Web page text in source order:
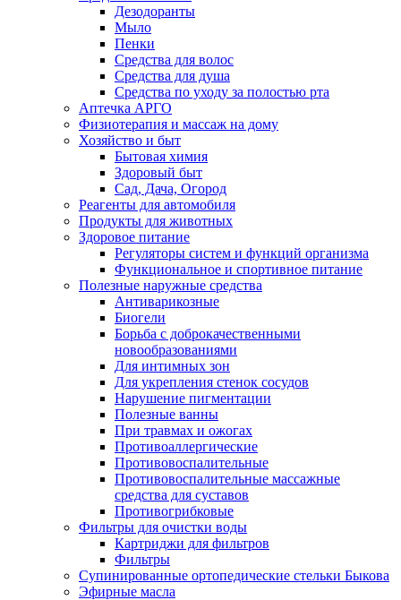
Дезодоранты
Мыло
Пенки
Средства для волос
Средства для душа
Средства по уходу за полостью рта
Аптечка АРГО
Физиотерапия и массаж на дому
Хозяйство и быт
Бытовая химия
Здоровый быт
Сад, Дача, Огород
Реагенты для автомобиля
Продукты для животных
Здоровое питание
Регуляторы систем и функций организма
Функциональное и спортивное питание
Полезные наружные средства
Антиварикозные
Биогели
Борьба с доброкачественными
новообразованиями
Для интимных зон
Для укрепления стенок сосудов
Нарушение пигментации
Полезные ванны
При травмах и ожогах
Противоаллергические
Противовоспалительные
Противовоспалительные массажные
средства для суставов
Противогрибковые
Фильтры для очистки воды
Картриджи для фильтров
Фильтры
Супинированные ортопедические стельки Быкова
Эфирные масла